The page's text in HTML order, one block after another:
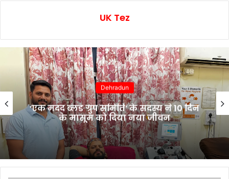
UK Tez
Uttarakhand
4 अगस्त को “चेहलुम” के जुलूस के दृष्टिगत
देहरादून शहर में रहेगा डायवर्जन